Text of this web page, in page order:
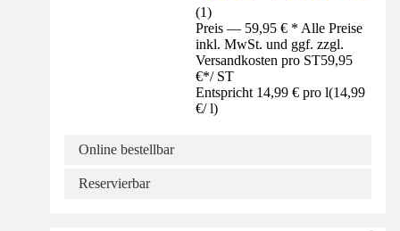
(1)
Preis — 59,95 € * Alle Preise
inkl. MwSt. und ggf. zzgl.
Versandkosten pro ST59,95
€*/ ST
Entspricht 14,99 € pro l(14,99
€/ l)
Online bestellbar
Reservierbar